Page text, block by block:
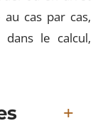
cas par cas,
dans le calcul,